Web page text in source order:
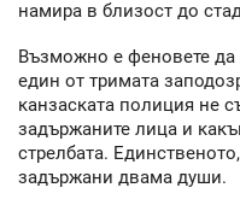
намира в близост до
Възможно е феновете да
един от тримата
канзаската полиция не
задържаните лица и
стрелбата.
задържани двама души.